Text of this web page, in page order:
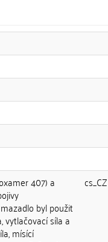
407) a
byl použit
vytlačovací síla a
mísící
cs_CZ